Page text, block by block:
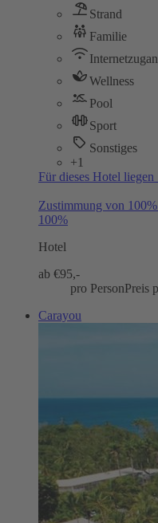
Strand
Familie
Wellness
Pool
Sport
Sonstiges
+1
Für dieses Hotel
Zustimmung von
100%
Hotel
ab €95,-
pro PersonPreis
Carayou